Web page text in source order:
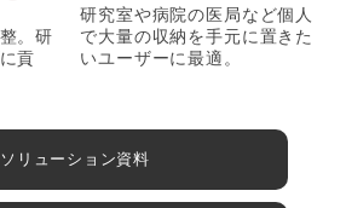
。研
貢
研究室や病院の医局など個人
で大量の収納を手元に置きた
いユーザーに最適。
ソリューション資料